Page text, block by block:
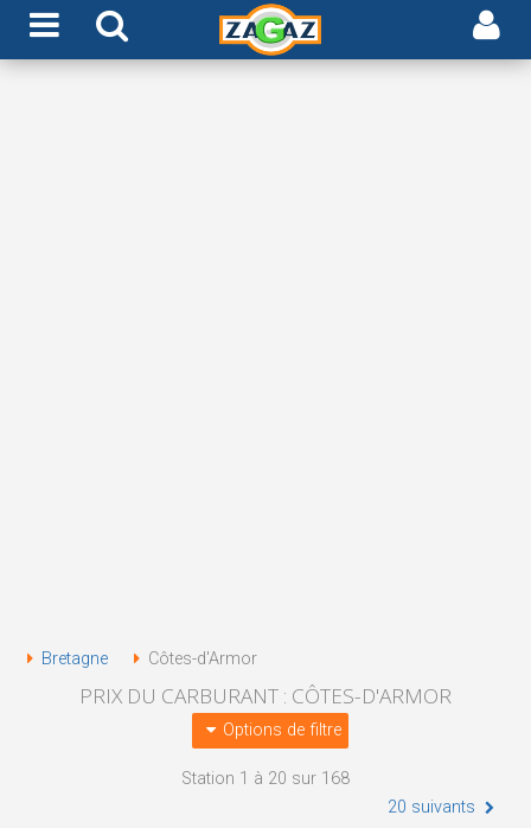
Bretagne Côtes-d'Armor
PRIX DU CARBURANT : CÔTES-D'ARMOR
Options de filtre
Station 1 à 20 sur 168
20 suivants